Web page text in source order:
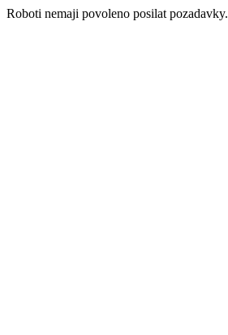
Roboti nemaji povoleno posilat pozadavky.